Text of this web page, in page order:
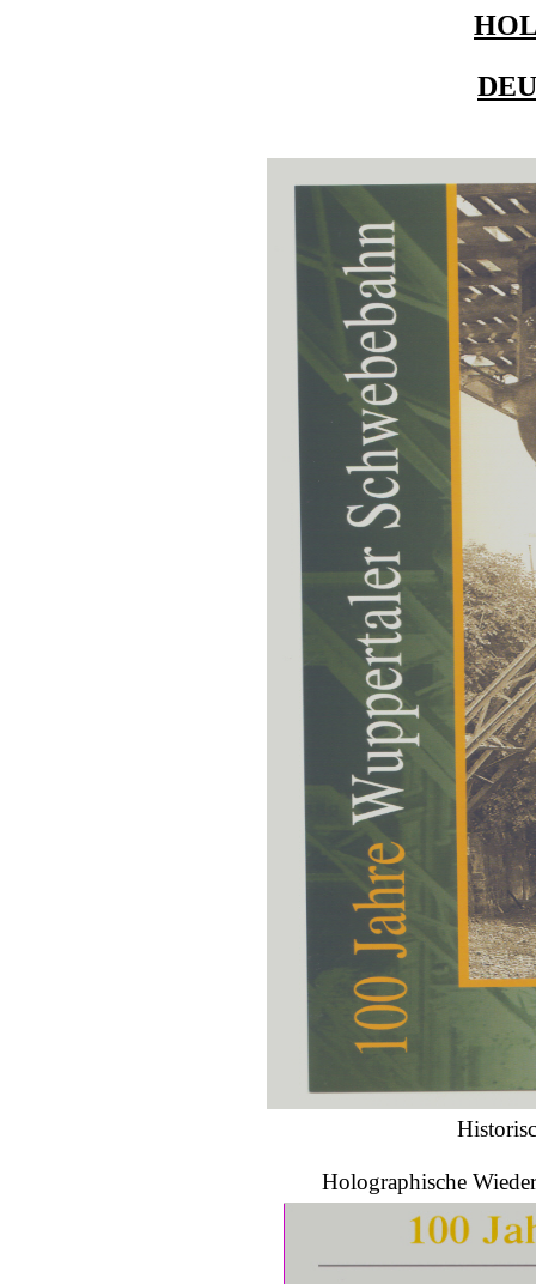
Holographische